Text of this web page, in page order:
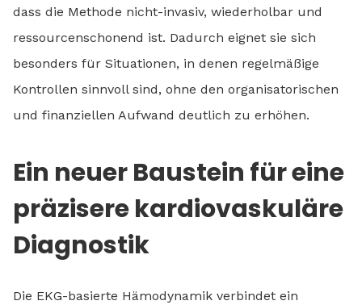
dass die Methode nicht-invasiv, wiederholbar und
ressourcenschonend ist. Dadurch eignet sie sich
besonders für Situationen, in denen regelmäßige
Kontrollen sinnvoll sind, ohne den organisatorischen
und finanziellen Aufwand deutlich zu erhöhen.
Ein neuer Baustein für eine
präzisere kardiovaskuläre
Diagnostik
Die EKG-basierte Hämodynamik verbindet ein